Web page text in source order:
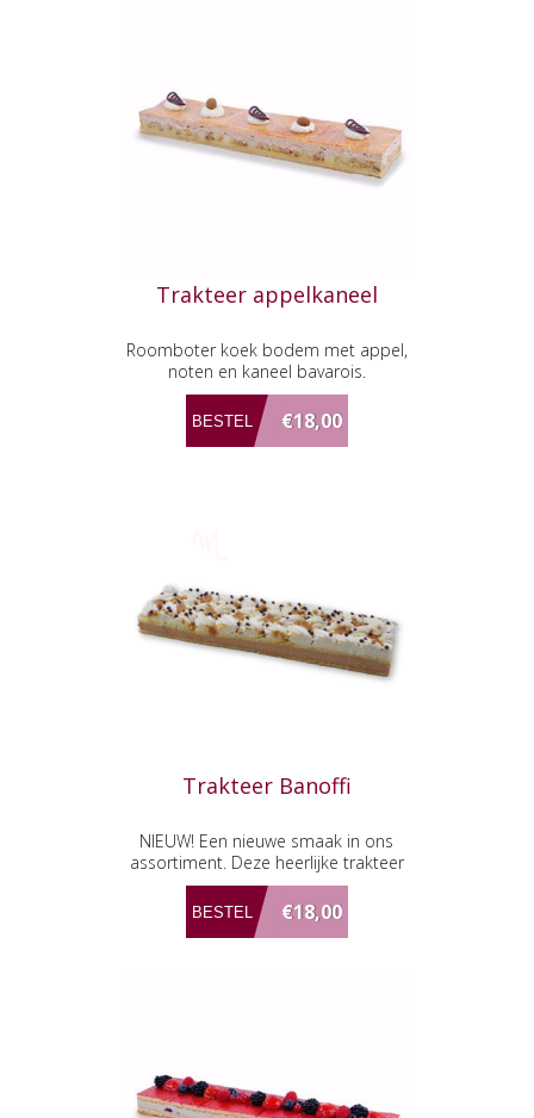
Trakteer appelkaneel
Roomboter koek bodem met appel,
noten en kaneel bavarois.
€18,00
Trakteer Banoffi
NIEUW! Een nieuwe smaak in ons
assortiment. Deze heerlijke trakteer
met caramel en banaan. Het
proberen waard!
€18,00